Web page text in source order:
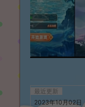
最近更新
2023年10月02日